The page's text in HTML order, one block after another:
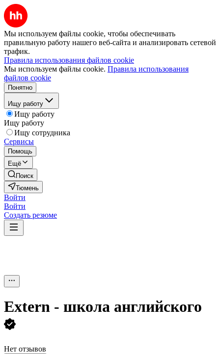
Мы используем файлы cookie, чтобы обеспечивать
правильную работу нашего веб-сайта и анализировать сетевой
трафик.
Правила использования файлов cookie
Мы используем файлы cookie. Правила использования
файлов cookie
Понятно
Ищу работу
Ищу работу
Ищу работу
Ищу сотрудника
Сервисы
Помощь
Ещё
Поиск
Тюмень
Войти
Войти
Создать резюме
Extern - школа английского
Нет отзывов